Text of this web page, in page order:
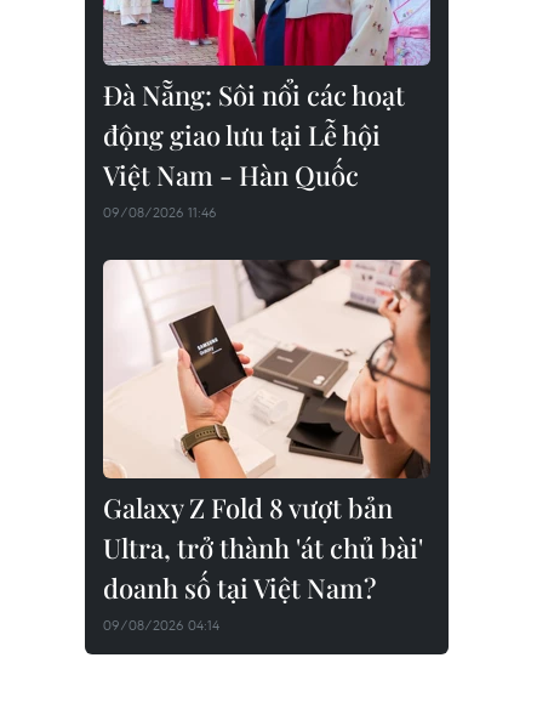
Đà Nẵng: Sôi nổi các hoạt
động giao lưu tại Lễ hội
Việt Nam - Hàn Quốc
09/08/2026 11:46
Galaxy Z Fold 8 vượt bản
Ultra, trở thành 'át chủ bài'
doanh số tại Việt Nam?
09/08/2026 04:14